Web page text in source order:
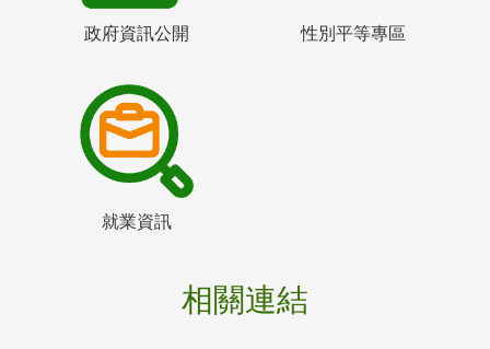
政府資訊公開 性別平等專區
就業資訊
相關連結